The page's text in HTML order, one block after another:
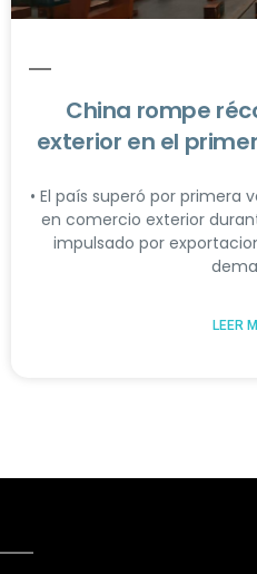
China rompe
exterior en el
• El país superó por primera
en comercio exterior
impulsado por
LEER